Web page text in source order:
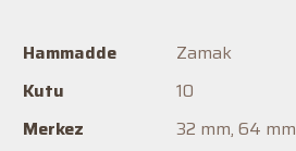
Hammadde
Zamak
Kutu
10
Merkez
32 mm, 64 mm